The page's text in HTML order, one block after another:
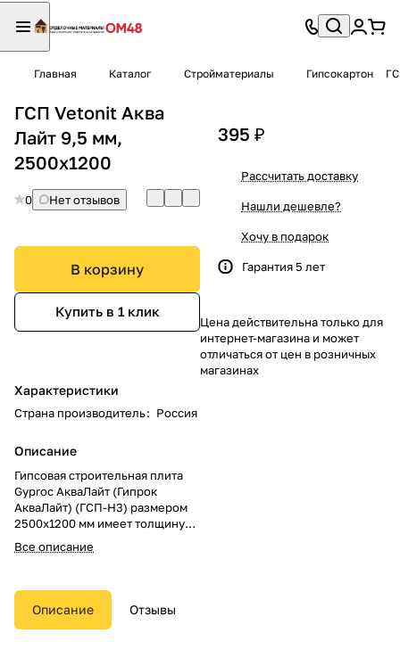
Главная Каталог Стройматериалы Гипсокартон
ГСП Vetonit Аква
Лайт 9,5 мм,
2500х1200
0 Нет отзывов
В корзину
Купить в 1 клик
Характеристики
Страна производитель: Россия
Описание
Гипсовая строительная плита
Gyproc АкваЛайт (Гипрок
АкваЛайт) (ГСП-H3) размером
2500х1200 мм имеет толщину
9,5 мм разработана для
использования в системах
Плита имеет светлый-зеленый
цвет. Она состоит из гипсового
сердечника, пропитанного
Все описание
395 ₽
Рассчитать доставку
Нашли дешевле?
Хочу в подарок
Гарантия 5 лет
Цена действительна только для
интернет-магазина и может
отличаться от цен в розничных
магазинах
Описание Отзывы